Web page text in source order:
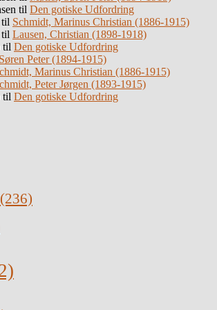
til Den gotiske Udfordring
til Schmidt, Marinus Christian (1886-1915)
til Lausen, Christian (1898-1918)
til Den gotiske Udfordring
Peter (1894-1915)
Marinus Christian (1886-1915)
Peter Jørgen (1893-1915)
til Den gotiske Udfordring
(236)